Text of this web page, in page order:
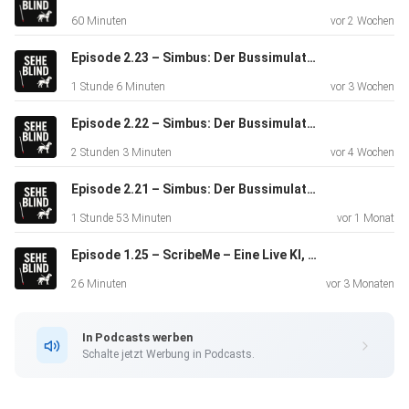
Highlights der Episode
•
und in
Forza Motorsport
•
Audiounterstützung für
blinde Gamer
•
60 Minuten vor 2 Wochen
Episode 2.23 – Simbus: Der Bussimulator zum blind Busfahren (Teil 3)
1 Stunde 6 Minuten vor 3 Wochen
Episode 2.22 – Simbus: Der Bussimulator zum blind Busfahren (Teil 2)
2 Stunden 3 Minuten vor 4 Wochen
Episode 2.21 – Simbus: Der Bussimulator zum blind Busfahren (Teil 1)
1 Stunde 53 Minuten vor 1 Monat
Episode 1.25 – ScribeMe – Eine Live KI, die Beschreibungen liefert
26 Minuten vor 3 Monaten
In Podcasts werben
Schalte jetzt Werbung in Podcasts.